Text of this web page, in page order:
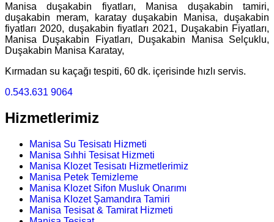
Manisa duşakabin fiyatları, Manisa duşakabin tamiri,
duşakabin meram, karatay duşakabin Manisa, duşakabin
fiyatları 2020, duşakabin fiyatları 2021, Duşakabin Fiyatları,
Manisa Duşakabin Fiyatları, Duşakabin Manisa Selçuklu,
Duşakabin Manisa Karatay,
Kırmadan su kaçağı tespiti, 60 dk. içerisinde hızlı servis.
0.543.631 9064
Hizmetlerimiz
Manisa Su Tesisatı Hizmeti
Manisa Sıhhi Tesisat Hizmeti
Manisa Klozet Tesisatı Hizmetlerimiz
Manisa Petek Temizleme
Manisa Klozet Sifon Musluk Onarımı
Manisa Klozet Şamandıra Tamiri
Manisa Tesisat & Tamirat Hizmeti